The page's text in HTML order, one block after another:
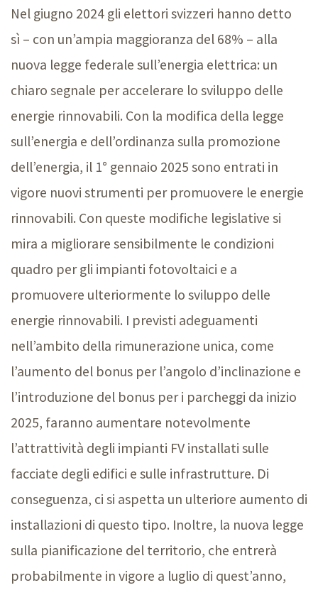
Nel giugno 2024 gli elettori svizzeri hanno detto
sì – con un’ampia maggioranza del 68% – alla
nuova legge federale sull’energia elettrica: un
chiaro segnale per accelerare lo sviluppo delle
energie rinnovabili. Con la modifica della legge
sull’energia e dell’ordinanza sulla promozione
dell’energia, il 1° gennaio 2025 sono entrati in
vigore nuovi strumenti per promuovere le energie
rinnovabili. Con queste modifiche legislative si
mira a migliorare sensibilmente le condizioni
quadro per gli impianti fotovoltaici e a
promuovere ulteriormente lo sviluppo delle
energie rinnovabili. I previsti adeguamenti
nell’ambito della rimunerazione unica, come
l’aumento del bonus per l’angolo d’inclinazione e
l’introduzione del bonus per i parcheggi da inizio
2025, faranno aumentare notevolmente
l’attrattività degli impianti FV installati sulle
facciate degli edifici e sulle infrastrutture. Di
conseguenza, ci si aspetta un ulteriore aumento di
installazioni di questo tipo. Inoltre, la nuova legge
sulla pianificazione del territorio, che entrerà
probabilmente in vigore a luglio di quest’anno,